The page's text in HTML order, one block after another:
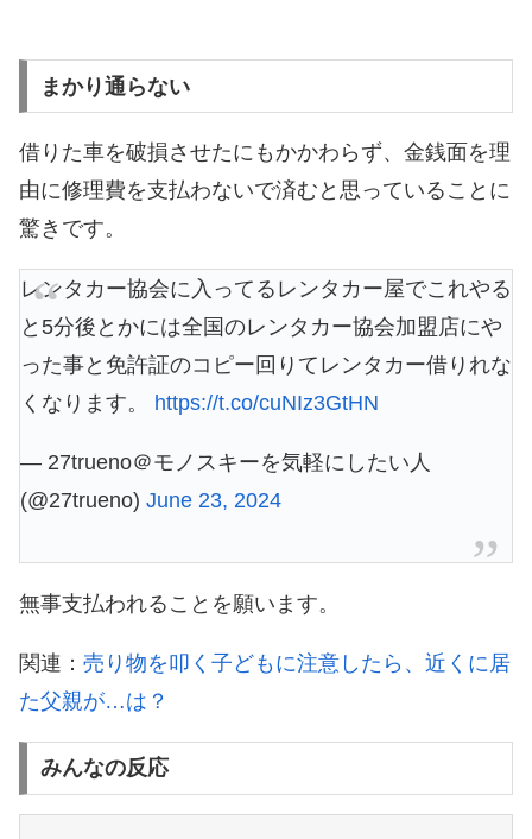
まかり通らない
借りた車を破損させたにもかかわらず、金銭面を理
由に修理費を支払わないで済むと思っていることに
驚きです。
レンタカー協会に入ってるレンタカー屋でこれやる
と5分後とかには全国のレンタカー協会加盟店にや
った事と免許証のコピー回りてレンタカー借りれな
くなります。 https://t.co/cuNIz3GtHN
— 27trueno＠モノスキーを気軽にしたい人
(@27trueno) June 23, 2024
無事支払われることを願います。
関連： 売り物を叩く子どもに注意したら、近くに居
た父親が…は？
みんなの反応